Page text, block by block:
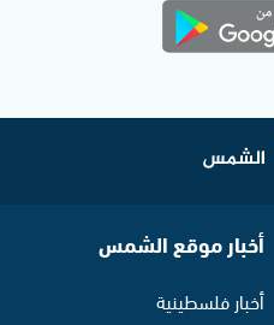
أخبار موقع الشمس
أخبار فلسطينية